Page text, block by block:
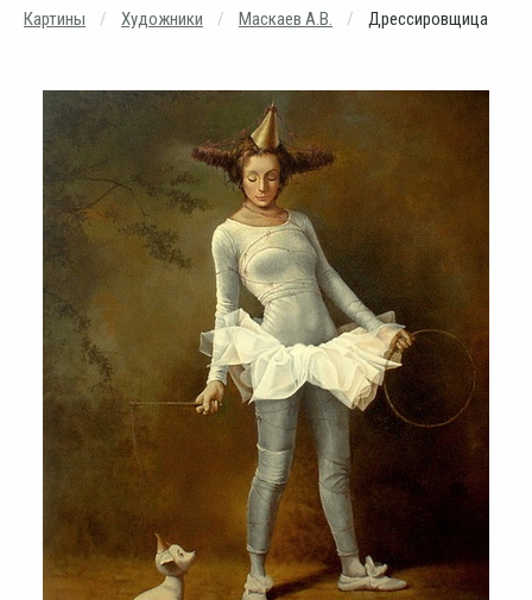
Картины Художники Маскаев А.В. Дрессировщица